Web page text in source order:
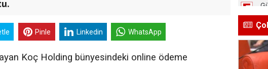
Pinle Linkedin WhatsApp
Koç Holding bünyesindeki online ödeme